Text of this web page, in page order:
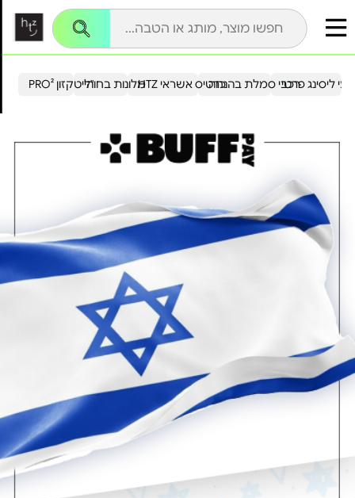
הייטקזון PRO²מלונות בחו"ל כרטיס אשראי HTZ ליסינג פרטירכבי סמלת בהנחה